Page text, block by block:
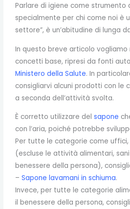
Parlare di igiene come strumento
specialmente per chi come noi è
settore”, è un’abitudine di lunga
In questo breve articolo vogliamo
concetti base, ripresi da fonti
Ministero della Salute. In
consigliarvi alcuni prodotti con le
a seconda dell’attività svolta.
È corretto utilizzare delsapone
con l’aria, poiché potrebbe
Per tutte le categorie come uffici,
(escluse le attività alimentari,
benessere della persona),
–Sapone lavamani in schiuma.
Invece, per tutte le categorie
il benessere della persona,